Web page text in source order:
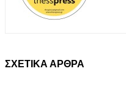
ΣΧΕΤΙΚΑ ΑΡΘΡΑ